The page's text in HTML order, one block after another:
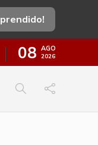
08 AGO
2026